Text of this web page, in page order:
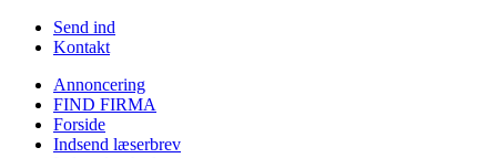
Send ind
Kontakt
Annoncering
FIND FIRMA
Forside
Indsend læserbrev